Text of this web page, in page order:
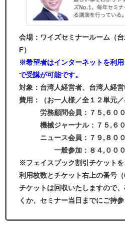
会場：ワイズセミナールーム（
F）
※希望者はインターネットを利
で受講が可能です。
対象：台湾人経営者、台湾人経
費用：（お一人様／全１２単元／
労務顧問会員：７５,６
機械ジャーナル：７５,６
ニュース会員：７９,８０
一般参加：８４,０００
※フェイスブック割引チケット
利用枚数とチケット右上の番号（
チケットは回収いたしますので
くか、セミナー当日までにご持参